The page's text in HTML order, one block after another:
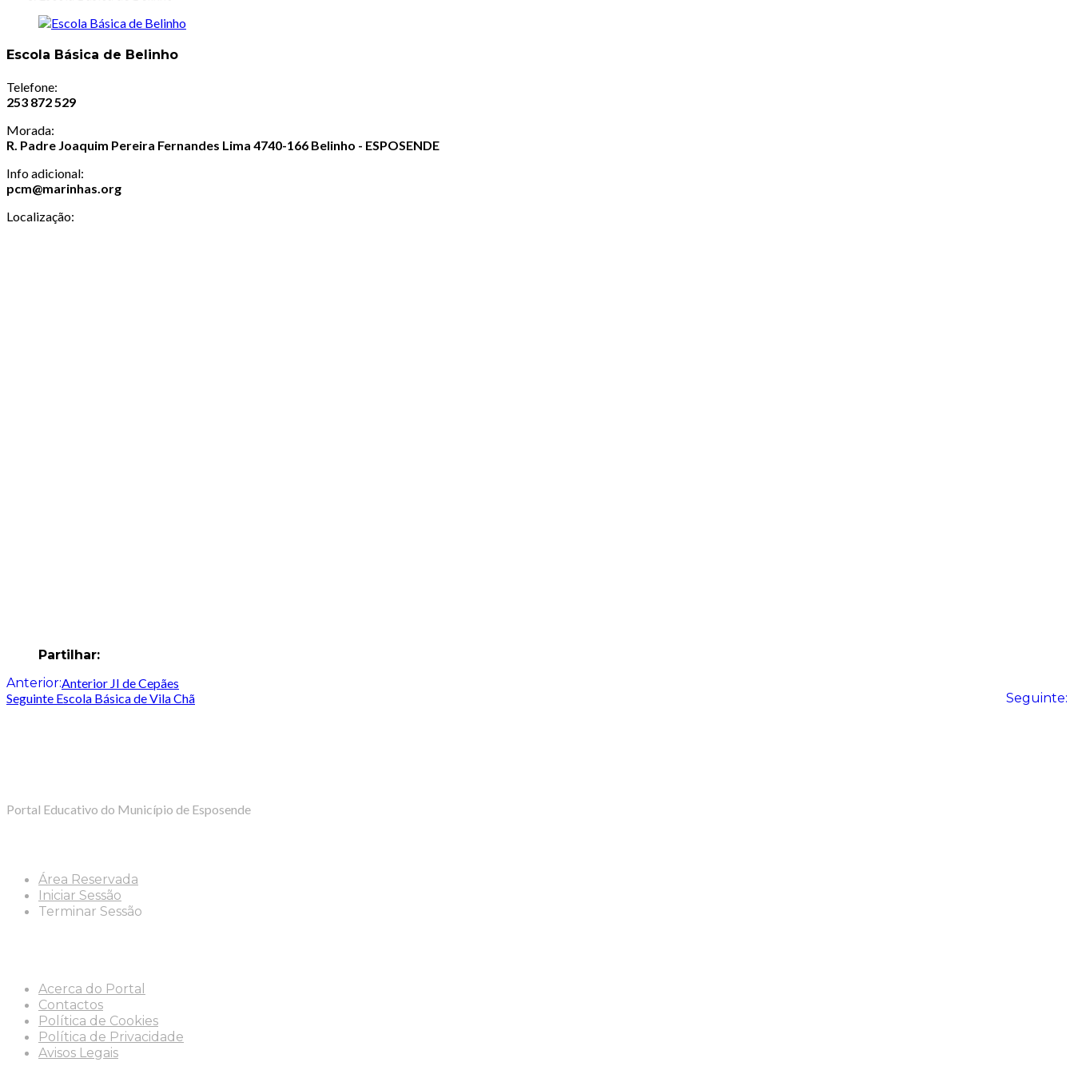
Escola Básica de Belinho
Telefone:
253 872 529
Morada:
R. Padre Joaquim Pereira Fernandes Lima 4740-166 Belinho - ESPOSENDE
Info adicional:
pcm@marinhas.org
Localização:
Partilhar:
Navegação
de
Anterior
Anterior:
JI de Cepães
Seguinte
Seguinte:
Escola Básica de Vila Chã
Portal Educativo do Município de Esposende
Área Reservada
Iniciar Sessão
Terminar Sessão
Acerca do Portal
Contactos
Política de Cookies
Política de Privacidade
Avisos Legais